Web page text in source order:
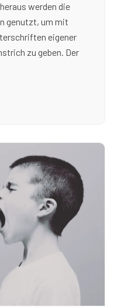
werden die
genutzt, um mit
eigener
zu geben. Der